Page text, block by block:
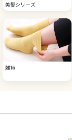
美髪シリーズ
雑貨